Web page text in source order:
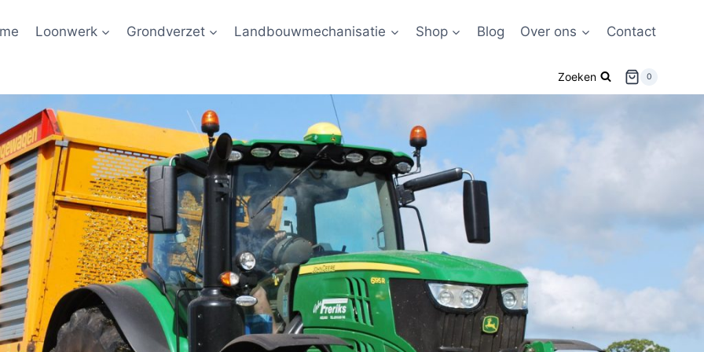
Loonwerk Grondverzet Landbouwmechanisatie Shop Blog Over ons Contact
Zoeken 0